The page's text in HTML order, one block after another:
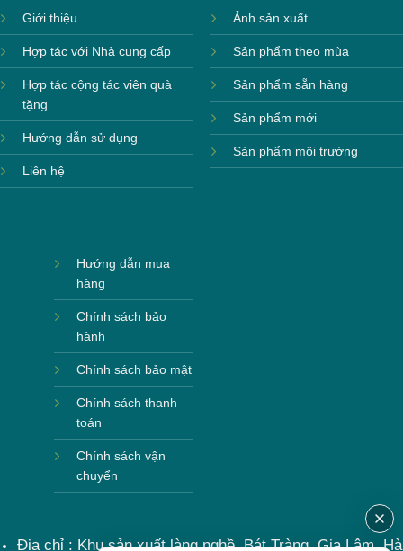
Giới thiệu
Hợp tác với Nhà cung cấp
Hợp tác cộng tác viên quà
tặng
Hướng dẫn sử dụng
Liên hệ
Ảnh sản xuất
Sản phẩm theo mùa
Sản phẩm sẵn hàng
Sản phẩm mới
Sản phẩm môi trường
Hướng dẫn mua
hàng
Chính sách bảo
hành
Chính sách bảo mật
Chính sách thanh
toán
Chính sách vận
chuyển
Địa chỉ : Khu sản xuất làng nghề, Bát Tràng, Gia Lâm, Hà